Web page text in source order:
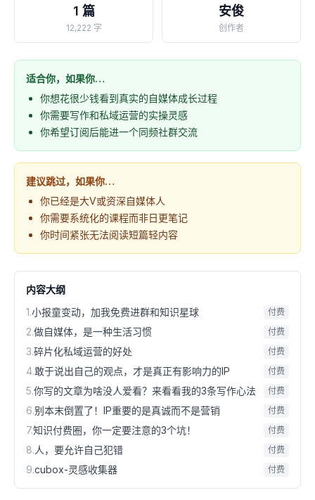
1 篇
12,222 字
安俊
创作者
适合你，如果你…
你想花很少钱看到真实的自媒体成长过程
你需要写作和私域运营的实操灵感
你希望订阅后能进一个同频社群交流
建议跳过，如果你…
你已经是大V或资深自媒体人
你需要系统化的课程而非日更笔记
你时间紧张无法阅读短篇轻内容
内容大纲
1.小报童变动，加我免费进群和知识星球 付费
2.做自媒体，是一种生活习惯 付费
3.碎片化私域运营的好处 付费
4.敢于说出自己的观点，才是真正有影响力的IP 付费
5.你写的文章为啥没人爱看？来看看我的3条写作心法 付费
6.别本末倒置了！IP重要的是真诚而不是营销 付费
7.知识付费圈，你一定要注意的3个坑！ 付费
8.人，要允许自己犯错 付费
9.cubox-灵感收集器 付费